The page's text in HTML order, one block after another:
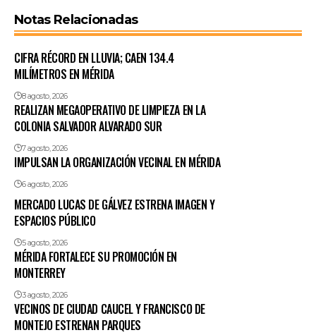
Notas Relacionadas
CIFRA RÉCORD EN LLUVIA; CAEN 134.4
MILÍMETROS EN MÉRIDA
8 agosto, 2026
REALIZAN MEGAOPERATIVO DE LIMPIEZA EN LA
COLONIA SALVADOR ALVARADO SUR
7 agosto, 2026
IMPULSAN LA ORGANIZACIÓN VECINAL EN MÉRIDA
6 agosto, 2026
MERCADO LUCAS DE GÁLVEZ ESTRENA IMAGEN Y
ESPACIOS PÚBLICO
5 agosto, 2026
MÉRIDA FORTALECE SU PROMOCIÓN EN
MONTERREY
3 agosto, 2026
VECINOS DE CIUDAD CAUCEL Y FRANCISCO DE
MONTEJO ESTRENAN PARQUES